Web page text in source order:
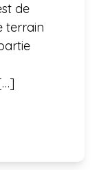
de
terrain